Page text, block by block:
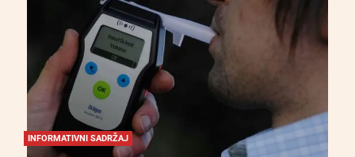
INFORMATIVNI SADRŽAJ